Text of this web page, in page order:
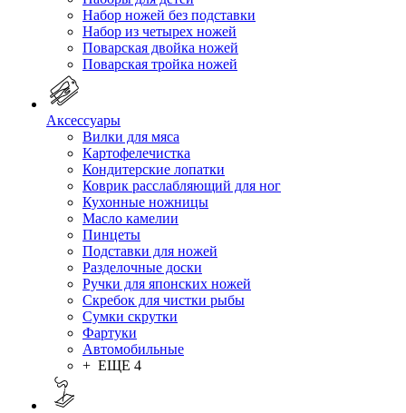
Набор ножей без подставки
Набор из четырех ножей
Поварская двойка ножей
Поварская тройка ножей
Аксессуары
Вилки для мяса
Картофелечистка
Кондитерские лопатки
Коврик расслабляющий для ног
Кухонные ножницы
Масло камелии
Пинцеты
Подставки для ножей
Разделочные доски
Ручки для японских ножей
Скребок для чистки рыбы
Сумки скрутки
Фартуки
Автомобильные
+ ЕЩЕ 4